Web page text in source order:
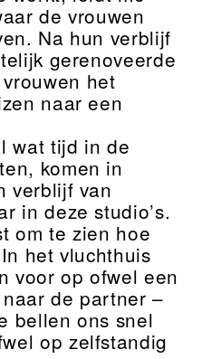
de vrouwen
Na hun verblijf
gerenoveerde
het
naar een
wat tijd in de
komen in
verblijf van
in deze studio’s.
om te zien hoe
het vluchthuis
voor op ofwel een
de partner –
bellen ons snel
op zelfstandig